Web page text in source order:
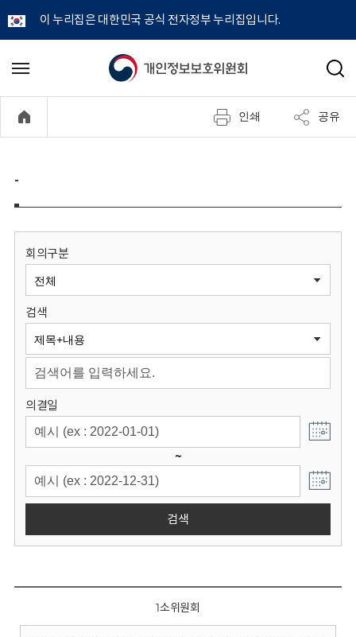
이 누리집은 대한민국 공식 전자정부 누리집입니다.
개
정
보
원
회
메
기
검
인쇄 공유
-
회의구분
검색
의결일
~
검색
1소위원회